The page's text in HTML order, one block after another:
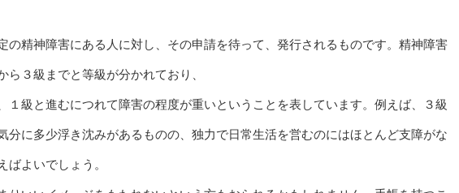
の精神障害にある人に対し、その申請を待って、発行されるものです。精神障害
３級までと等級が分かれており、
１級と進むにつれて障害の程度が重いということを表しています。例えば、３級
分に多少浮き沈みがあるものの、独力で日常生活を営むのにはほとんど支障がな
ばよいでしょう。